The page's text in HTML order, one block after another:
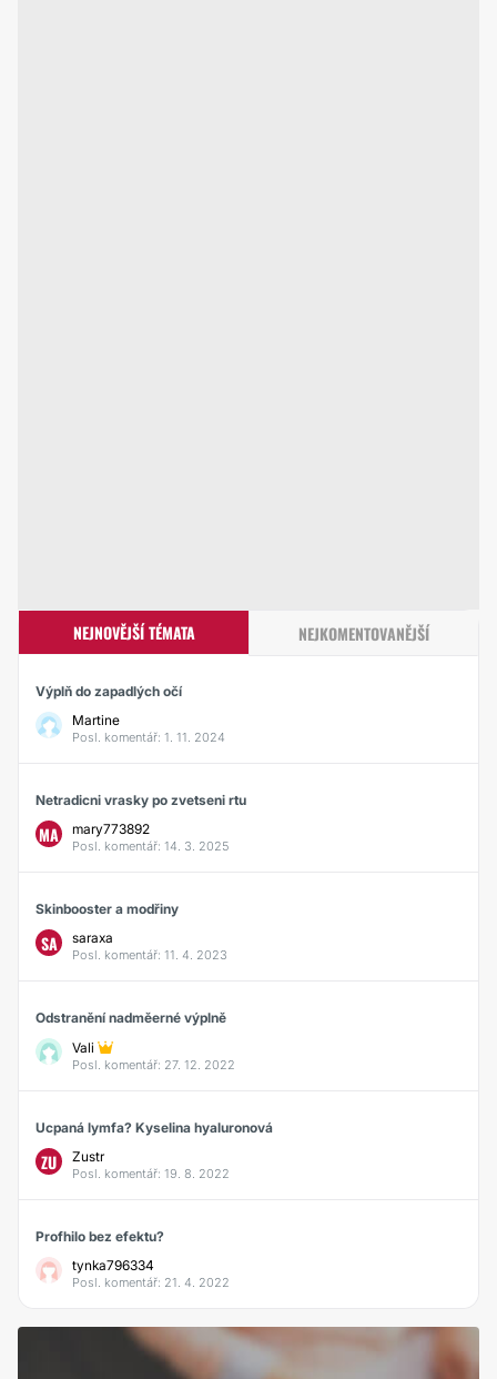
NEJNOVĚJŠÍ TÉMATA NEJKOMENTOVANĚJŠÍ
Výplň do zapadlých očí
Martine
Posl. komentář: 1. 11. 2024
Netradicni vrasky po zvetseni rtu
MA mary773892
Posl. komentář: 14. 3. 2025
Skinbooster a modřiny
SA saraxa
Posl. komentář: 11. 4. 2023
Odstranění nadměerné výplně
Vali
Posl. komentář: 27. 12. 2022
Ucpaná lymfa? Kyselina hyaluronová
ZU Zustr
Posl. komentář: 19. 8. 2022
Profhilo bez efektu?
tynka796334
Posl. komentář: 21. 4. 2022